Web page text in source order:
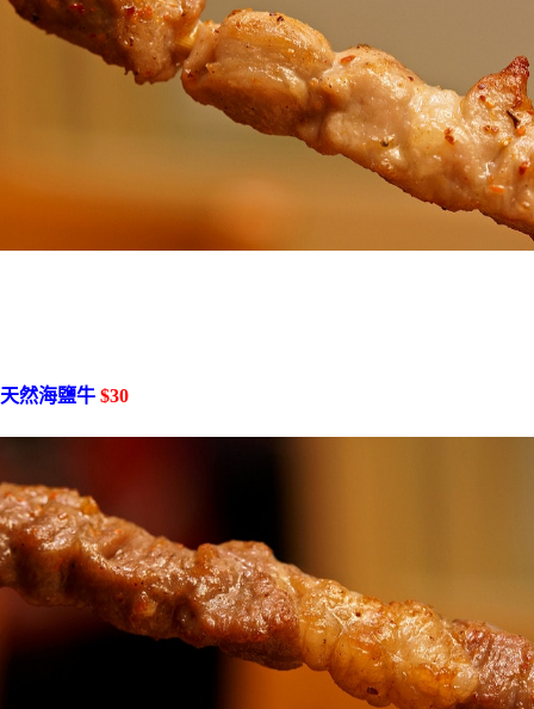
天然海鹽牛 $30